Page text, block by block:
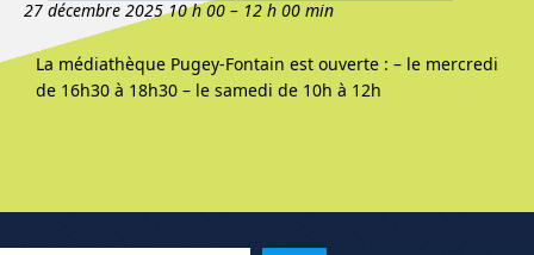
27 décembre 2025 10 h 00 – 12 h 00 min
La médiathèque Pugey-Fontain est ouverte : – le mercredi
de 16h30 à 18h30 – le samedi de 10h à 12h